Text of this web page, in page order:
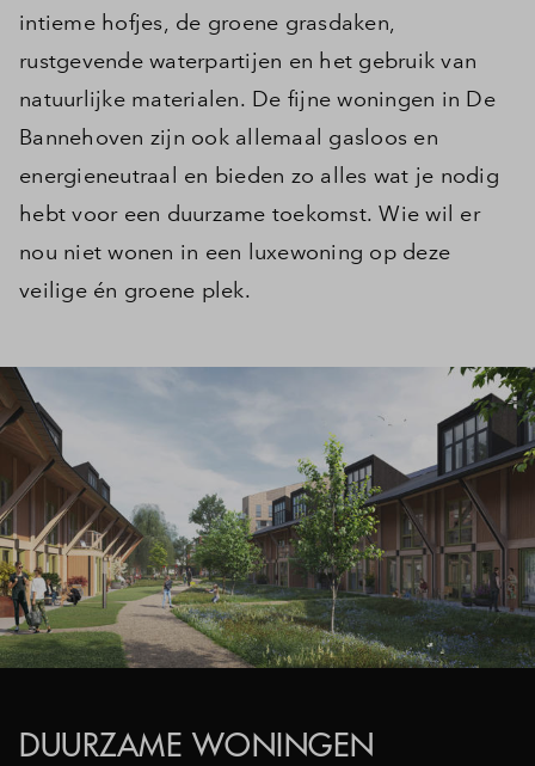
Inloggen
intieme hofjes, de groene grasdaken,
rustgevende waterpartijen en het gebruik van
natuurlijke materialen. De fijne woningen in De
Bannehoven zijn ook allemaal gasloos en
energieneutraal en bieden zo alles wat je nodig
hebt voor een duurzame toekomst. Wie wil er
nou niet wonen in een luxewoning op deze
veilige én groene plek.
DUURZAME WONINGEN